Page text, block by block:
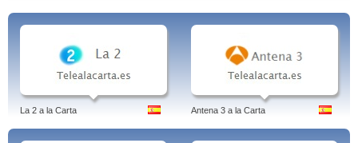
La 2 a la Carta Antena 3 a la Carta